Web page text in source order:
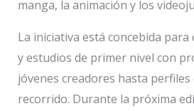
manga, la animación y los
La iniciativa está concebida
y estudios de primer nivel con
jóvenes creadores hasta
recorrido. Durante la próxima